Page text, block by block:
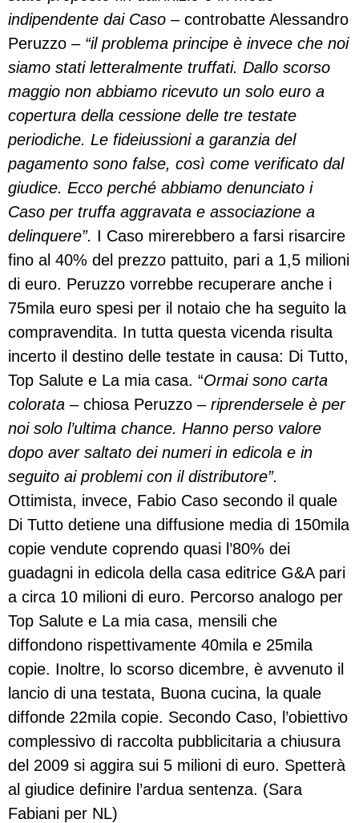
indipendente dai Caso – controbatte Alessandro
Peruzzo – “il problema principe è invece che noi
siamo stati letteralmente truffati. Dallo scorso
maggio non abbiamo ricevuto un solo euro a
copertura della cessione delle tre testate
periodiche. Le fideiussioni a garanzia del
pagamento sono false, così come verificato dal
giudice. Ecco perché abbiamo denunciato i
Caso per truffa aggravata e associazione a
delinquere”. I Caso mirerebbero a farsi risarcire
fino al 40% del prezzo pattuito, pari a 1,5 milioni
di euro. Peruzzo vorrebbe recuperare anche i
75mila euro spesi per il notaio che ha seguito la
compravendita. In tutta questa vicenda risulta
incerto il destino delle testate in causa: Di Tutto,
Top Salute e La mia casa. “Ormai sono carta
colorata – chiosa Peruzzo – riprendersele è per
noi solo l’ultima chance. Hanno perso valore
dopo aver saltato dei numeri in edicola e in
seguito ai problemi con il distributore”.
Ottimista, invece, Fabio Caso secondo il quale
Di Tutto detiene una diffusione media di 150mila
copie vendute coprendo quasi l’80% dei
guadagni in edicola della casa editrice G&A pari
a circa 10 milioni di euro. Percorso analogo per
Top Salute e La mia casa, mensili che
diffondono rispettivamente 40mila e 25mila
copie. Inoltre, lo scorso dicembre, è avvenuto il
lancio di una testata, Buona cucina, la quale
diffonde 22mila copie. Secondo Caso, l’obiettivo
complessivo di raccolta pubblicitaria a chiusura
del 2009 si aggira sui 5 milioni di euro. Spetterà
al giudice definire l’ardua sentenza. (Sara
Fabiani per NL)